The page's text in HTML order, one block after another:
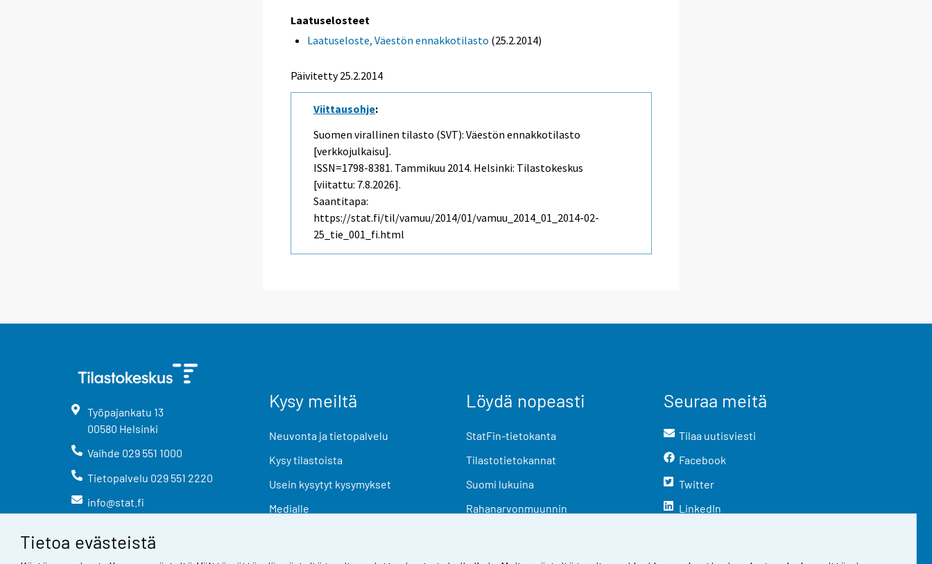
Tietoa evästeistä
Laatuselosteet
Laatuseloste, Väestön ennakkotilasto (25.2.2014)
Päivitetty 25.2.2014
Viittausohje:
Suomen virallinen tilasto (SVT): Väestön ennakkotilasto
[verkkojulkaisu].
ISSN=1798-8381. Tammikuu 2014. Helsinki: Tilastokeskus
[viitattu: 7.8.2026].
Saantitapa:
https://stat.fi/til/vamuu/2014/01/vamuu_2014_01_2014-02-
25_tie_001_fi.html
Työpajankatu 13
00580 Helsinki
Vaihde 029 551 1000
Tietopalvelu 029 551 2220
info@stat.fi
Kysy meiltä
Neuvonta ja tietopalvelu
Kysy tilastoista
Usein kysytyt kysymykset
Medialle
Löydä nopeasti
StatFin-tietokanta
Tilastotietokannat
Suomi lukuina
Rahanarvonmuunnin
Seuraa meitä
Tilaa uutisviesti
Facebook
Twitter
LinkedIn